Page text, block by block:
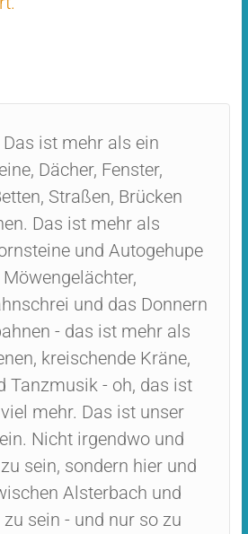
ist mehr als ein
Dächer, Fenster,
Straßen, Brücken
Das ist mehr als
und Autogehupe
und das Donnern
- das ist mehr als
kreischende Kräne,
Tanzmusik - oh, das ist
mehr. Das ist unser
Nicht irgendwo und
sein, sondern hier und
Alsterbach und
sein - und nur so zu